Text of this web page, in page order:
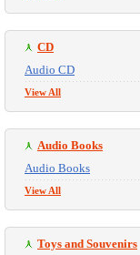
CD
Audio CD
View All
Audio Books
Audio Books
View All
Toys and Souvenirs